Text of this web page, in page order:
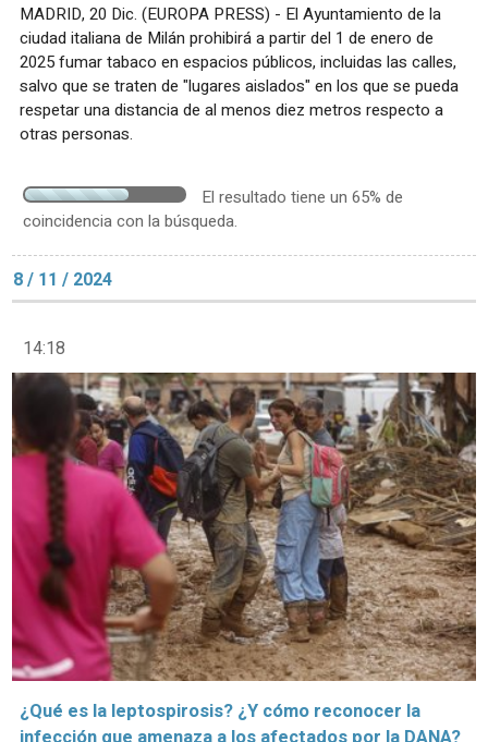
MADRID, 20 Dic. (EUROPA PRESS) - El Ayuntamiento de la
ciudad italiana de Milán prohibirá a partir del 1 de enero de
2025 fumar tabaco en espacios públicos, incluidas las calles,
salvo que se traten de "lugares aislados" en los que se pueda
respetar una distancia de al menos diez metros respecto a
otras personas.
El resultado tiene un 65% de
coincidencia con la búsqueda.
8 / 11 / 2024
14:18
¿Qué es la leptospirosis? ¿Y cómo reconocer la